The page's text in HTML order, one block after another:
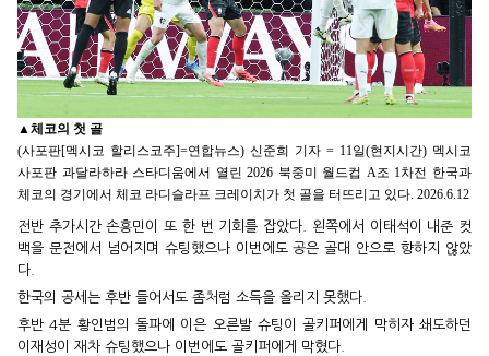
▲체코의 첫 골
(사포판[멕시코 할리스코주]=연합뉴스) 신준희 기자 = 11일(현지시간) 멕시코
사포판 과달라하라 스타디움에서 열린 2026 북중미 월드컵 A조 1차전 한국과
체코의 경기에서 체코 라디슬라프 크레이치가 첫 골을 터뜨리고 있다. 2026.6.12
전반 추가시간 손흥민이 또 한 번 기회를 잡았다. 왼쪽에서 이태석이 내준 컷
백을 문전에서 넘어지며 슈팅했으나 이번에도 공은 골대 안으로 향하지 않았
다.
한국의 공세는 후반 들어서도 좀처럼 소득을 올리지 못했다.
후반 4분 황인범의 돌파에 이은 오른발 슈팅이 골키퍼에게 막히자 쇄도하던
이재성이 재차 슈팅했으나 이번에도 골키퍼에게 막혔다.